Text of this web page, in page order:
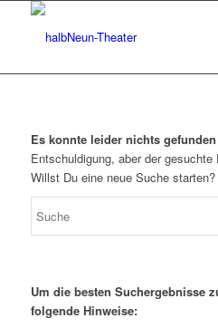
Es konnte leider nichts
Entschuldigung, aber der
Willst Du eine neue Suche starten?
Um die besten Suchergebnisse
folgende Hinweise: